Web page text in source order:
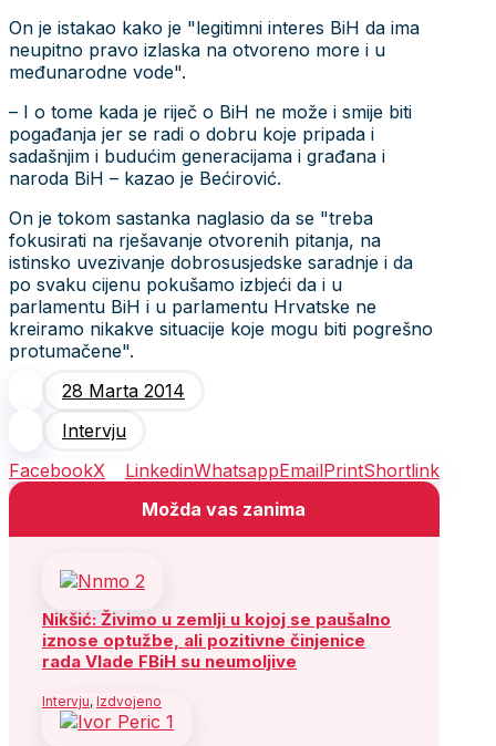
On je istakao kako je "legitimni interes BiH da ima
neupitno pravo izlaska na otvoreno more i u
međunarodne vode".
– I o tome kada je riječ o BiH ne može i smije biti
pogađanja jer se radi o dobru koje pripada i
sadašnjim i budućim generacijama i građana i
naroda BiH – kazao je Bećirović.
On je tokom sastanka naglasio da se "treba
fokusirati na rješavanje otvorenih pitanja, na
istinsko uvezivanje dobrosusjedske saradnje i da
po svaku cijenu pokušamo izbjeći da i u
parlamentu BiH i u parlamentu Hrvatske ne
kreiramo nikakve situacije koje mogu biti pogrešno
protumačene".
28 Marta 2014
Intervju
FacebookX LinkedinWhatsappEmailPrintShortlink
Možda vas zanima
Nikšić: Živimo u zemlji u kojoj se paušalno
iznose optužbe, ali pozitivne činjenice
rada Vlade FBiH su neumoljive
Intervju, Izdvojeno